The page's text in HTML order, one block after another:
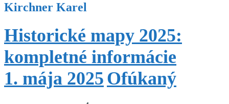
Kirchner Karel
Historické mapy 2025:
kompletné informácie
1. mája 2025 Ofúkaný